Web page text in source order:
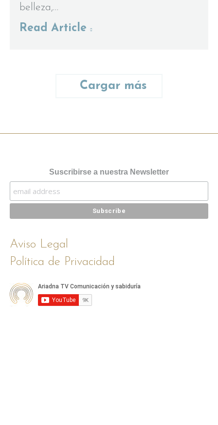
belleza,…
Read Article
Cargar más
Suscribirse a nuestra Newsletter
Aviso Legal
Política de Privacidad